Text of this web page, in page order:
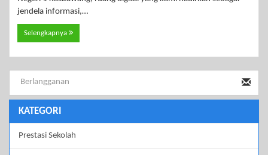
jendela informasi,…
Selengkapnya
KATEGORI
Prestasi Sekolah